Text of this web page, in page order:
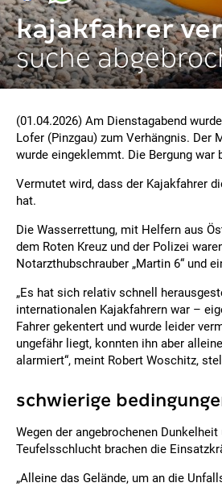
kajakfahrer
suche
(01.04.2026) Am Dienstagabend
Lofer (Pinzgau) zum Verhängnis. Der
wurde eingeklemmt. Die Bergung
Vermutet wird, dass der Kajakfahrer
hat.
Die Wasserrettung, mit Helfern aus
dem Roten Kreuz und der Polizei
Notarzthubschrauber „Martin 6“ und
„Es hat sich relativ schnell
internationalen Kajakfahrern war –
Fahrer gekentert und wurde leider
ungefähr liegt, konnten ihn aber
alarmiert“, meint Robert Woschitz,
schwierige
Wegen der angebrochenen
Teufelsschlucht brachen die
„Alleine das Gelände, um an die